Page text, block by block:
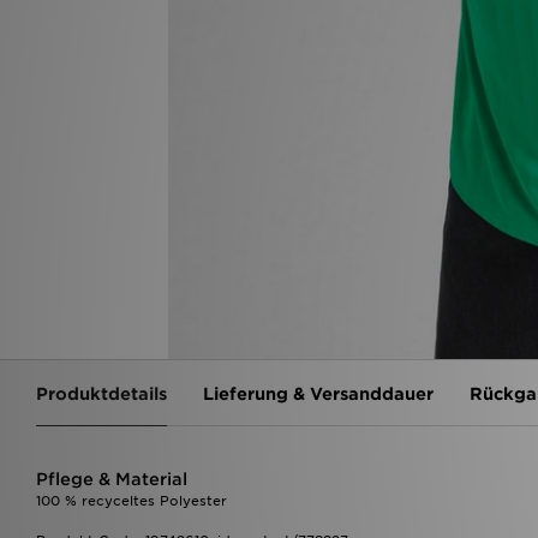
Produktdetails Lieferung & Versanddauer
Pflege & Material
100 % recyceltes Polyester